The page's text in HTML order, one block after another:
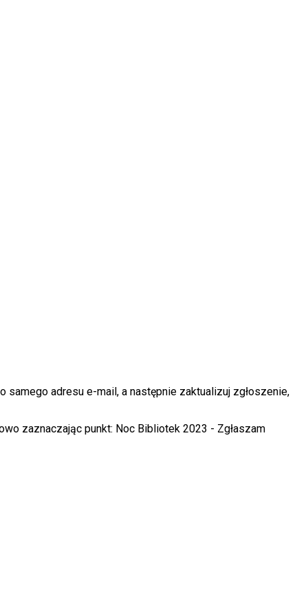
samego adresu e-mail, a następnie zaktualizuj zgłoszenie,
zaznaczając punkt: Noc Bibliotek 2023 - Zgłaszam